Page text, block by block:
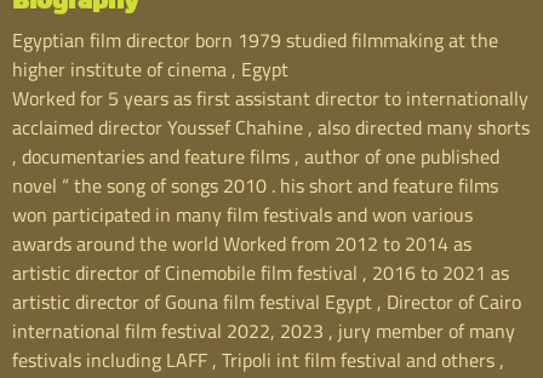
Egyptian film director born 1979 studied filmmaking at the
higher institute of cinema , Egypt
Worked for 5 years as first assistant director to internationally
acclaimed director Youssef Chahine , also directed many shorts
, documentaries and feature films , author of one published
novel “ the song of songs 2010 . his short and feature films
won participated in many film festivals and won various
awards around the world Worked from 2012 to 2014 as
artistic director of Cinemobile film festival , 2016 to 2021 as
artistic director of Gouna film festival Egypt , Director of Cairo
international film festival 2022, 2023 , jury member of many
festivals including LAFF , Tripoli int film festival and others ,